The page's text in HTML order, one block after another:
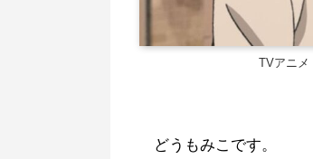
TVアニメ
どうもみこです。